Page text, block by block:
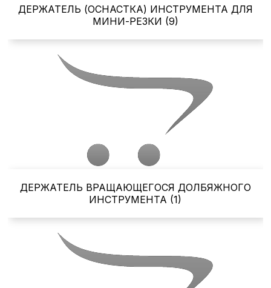
ДЕРЖАТЕЛЬ (ОСНАСТКА) ИНСТРУМЕНТА ДЛЯ
МИНИ-РЕЗКИ (9)
ДЕРЖАТЕЛЬ ВРАЩАЮЩЕГОСЯ ДОЛБЯЖНОГО
ИНСТРУМЕНТА (1)